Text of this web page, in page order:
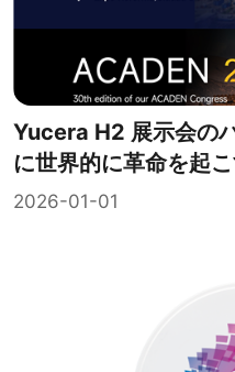
Yucera H2 展示会の
に世界的に革命を起
2026-01-01